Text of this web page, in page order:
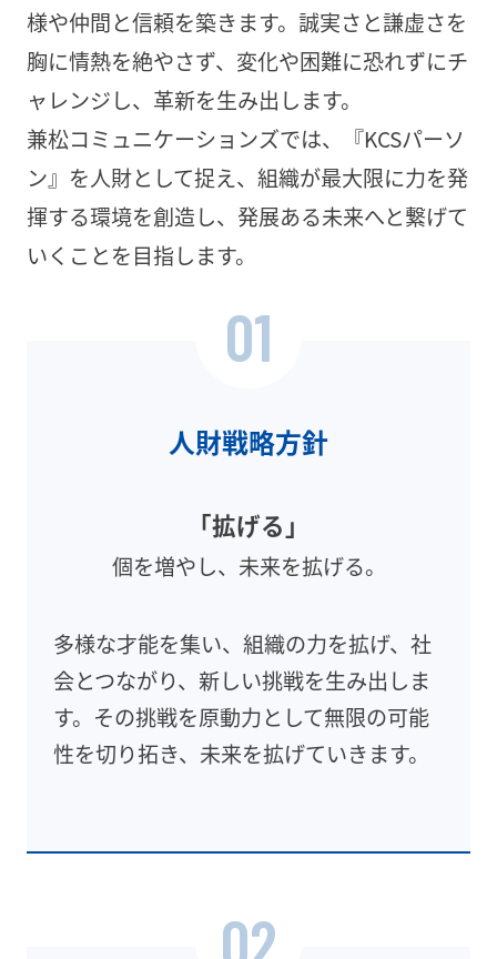
様や仲間と信頼を築きます。誠実さと謙虚さを
胸に情熱を絶やさず、変化や困難に恐れずにチ
ャレンジし、革新を生み出します。
兼松コミュニケーションズでは、『KCSパーソ
ン』を人財として捉え、組織が最大限に力を発
揮する環境を創造し、発展ある未来へと繋げて
いくことを目指します。
01
人財戦略方針
「拡げる」
個を増やし、未来を拡げる。
多様な才能を集い、組織の力を拡げ、社
会とつながり、新しい挑戦を生み出しま
す。その挑戦を原動力として無限の可能
性を切り拓き、未来を拡げていきます。
02